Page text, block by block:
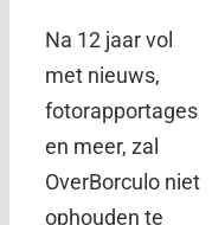
Na 12 jaar vol
met nieuws,
fotorapportages
en meer, zal
OverBorculo niet
ophouden te